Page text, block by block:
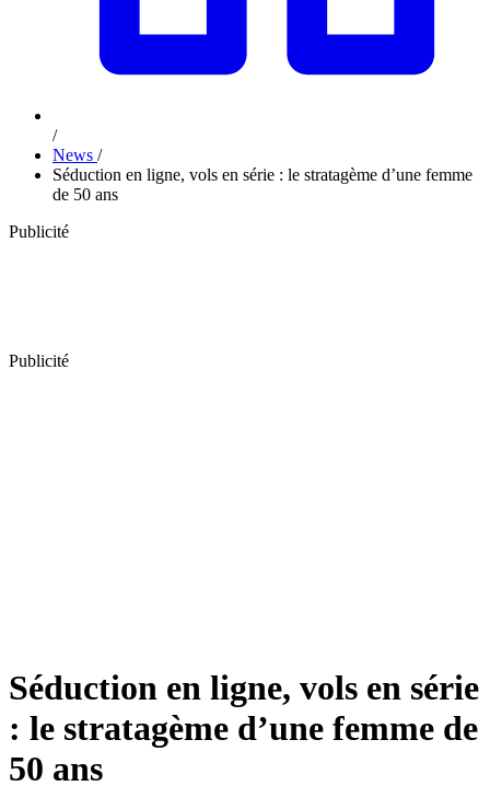
/
News /
Séduction en ligne, vols en série : le stratagème d’une femme
de 50 ans
Publicité
Publicité
Séduction en ligne, vols en série
: le stratagème d’une femme de
50 ans